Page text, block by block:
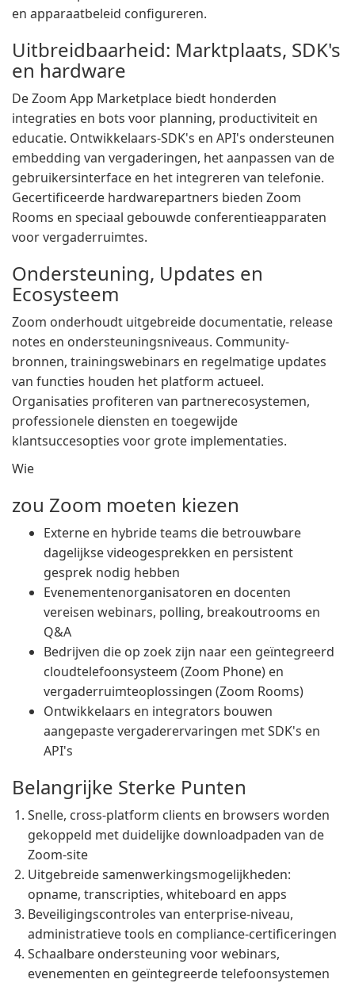
en apparaatbeleid configureren.
Uitbreidbaarheid: Marktplaats, SDK's
en hardware
De Zoom App Marketplace biedt honderden
integraties en bots voor planning, productiviteit en
educatie. Ontwikkelaars-SDK's en API's ondersteunen
embedding van vergaderingen, het aanpassen van de
gebruikersinterface en het integreren van telefonie.
Gecertificeerde hardwarepartners bieden Zoom
Rooms en speciaal gebouwde conferentieapparaten
voor vergaderruimtes.
Ondersteuning, Updates en
Ecosysteem
Zoom onderhoudt uitgebreide documentatie, release
notes en ondersteuningsniveaus. Community-
bronnen, trainingswebinars en regelmatige updates
van functies houden het platform actueel.
Organisaties profiteren van partnerecosystemen,
professionele diensten en toegewijde
klantsuccesopties voor grote implementaties.
Wie
zou Zoom moeten kiezen
Externe en hybride teams die betrouwbare
dagelijkse videogesprekken en persistent
gesprek nodig hebben
Evenementenorganisatoren en docenten
vereisen webinars, polling, breakoutrooms en
Q&A
Bedrijven die op zoek zijn naar een geïntegreerd
cloudtelefoonsysteem (Zoom Phone) en
vergaderruimteoplossingen (Zoom Rooms)
Ontwikkelaars en integrators bouwen
aangepaste vergaderervaringen met SDK's en
API's
Belangrijke Sterke Punten
Snelle, cross-platform clients en browsers worden
gekoppeld met duidelijke downloadpaden van de
Zoom-site
Uitgebreide samenwerkingsmogelijkheden:
opname, transcripties, whiteboard en apps
Beveiligingscontroles van enterprise-niveau,
administratieve tools en compliance-certificeringen
Schaalbare ondersteuning voor webinars,
evenementen en geïntegreerde telefoonsystemen